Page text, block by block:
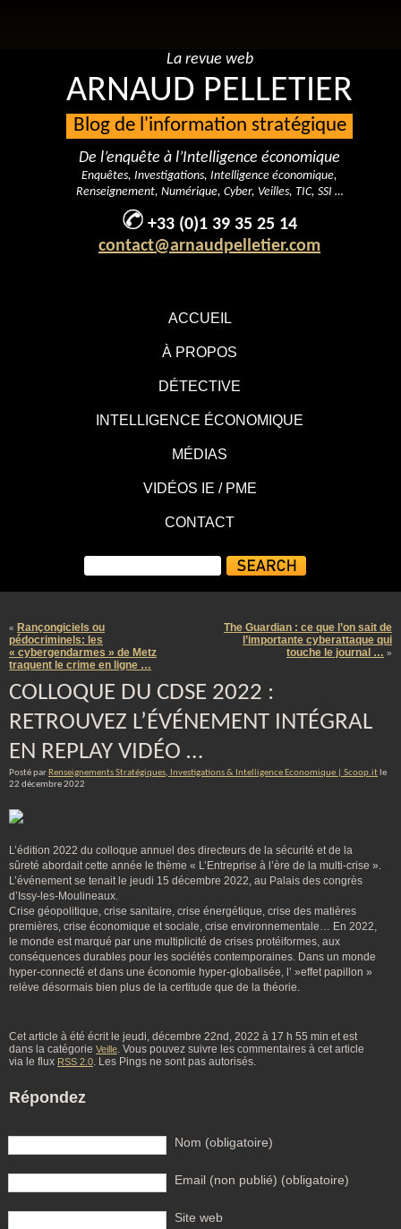
ACCUEIL
À PROPOS
DÉTECTIVE
INTELLIGENCE ÉCONOMIQUE
MÉDIAS
VIDÉOS IE / PME
CONTACT
La revue web
ARNAUD PELLETIER
Blog de l'information stratégique
De l’enquête à l’Intelligence économique
Enquêtes, Investigations, Intelligence économique,
Renseignement, Numérique, Cyber, Veilles, TIC, SSI …
+33 (0)1 39 35 25 14
contact@arnaudpelletier.com
« Rançongiciels ou
pédocriminels: les
« cybergendarmes » de Metz
traquent le crime en ligne …
The Guardian : ce que l’on sait de
l’importante cyberattaque qui
touche le journal … »
COLLOQUE DU CDSE 2022 :
RETROUVEZ L’ÉVÉNEMENT INTÉGRAL
EN REPLAY VIDÉO …
Posté par Renseignements Stratégiques, Investigations & Intelligence Economique | Scoop.it le
22 décembre 2022
L’édition 2022 du colloque annuel des directeurs de la sécurité et de la
sûreté abordait cette année le thème « L’Entreprise à l’ère de la multi-crise ».
L’événement se tenait le jeudi 15 décembre 2022, au Palais des congrès
d’Issy-les-Moulineaux.
Crise géopolitique, crise sanitaire, crise énergétique, crise des matières
premières, crise économique et sociale, crise environnementale… En 2022,
le monde est marqué par une multiplicité de crises protéiformes, aux
conséquences durables pour les sociétés contemporaines. Dans un monde
hyper-connecté et dans une économie hyper-globalisée, l’ »effet papillon »
relève désormais bien plus de la certitude que de la théorie.
Cet article à été écrit le jeudi, décembre 22nd, 2022 à 17 h 55 min et est
dans la catégorie Veille. Vous pouvez suivre les commentaires à cet article
via le flux RSS 2.0. Les Pings ne sont pas autorisés.
Répondez
Nom (obligatoire)
Email (non publié) (obligatoire)
Site web